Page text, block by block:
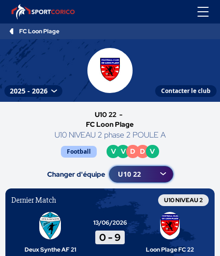
FC Loon Plage
Contacter le club
U10 22 -
FC Loon Plage
U10 NIVEAU 2 phase 2 POULE A
Football V V D D V
Changer d'équipe
Dernier Match U10 NIVEAU 2
Deux Synthe AF 21
13/06/2026
0-9
Loon Plage FC 22